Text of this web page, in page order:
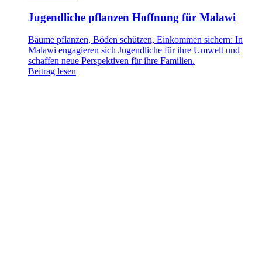
Jugendliche pflanzen Hoffnung für Malawi
Bäume pflanzen, Böden schützen, Einkommen sichern: In
Malawi engagieren sich Jugendliche für ihre Umwelt und
schaffen neue Perspektiven für ihre Familien.
Beitrag lesen